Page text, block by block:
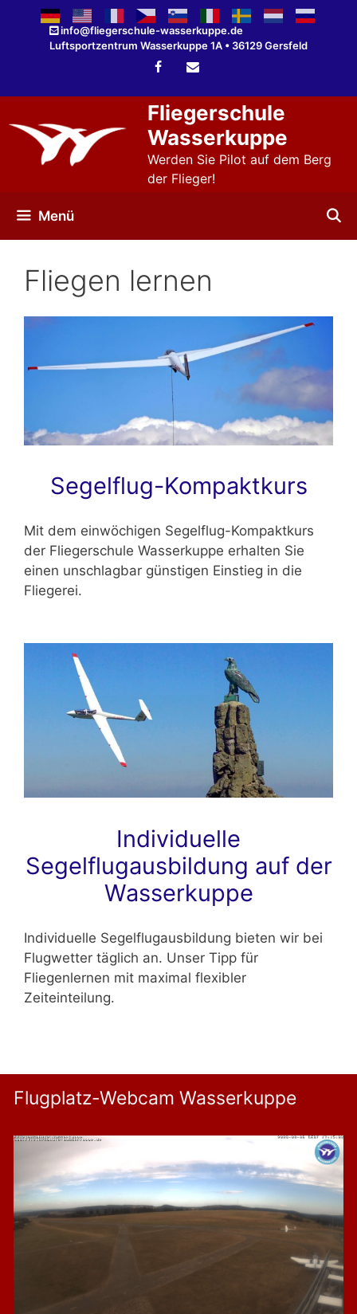
springen
info@fliegerschule-wasserkuppe.de
Luftsportzentrum Wasserkuppe 1A • 36129 Gersfeld
Fliegerschule
Wasserkuppe
Werden Sie Pilot auf dem Berg
der Flieger!
Menü
Fliegen lernen
Segelflug-Kompaktkurs
Mit dem einwöchigen Segelflug-Kompaktkurs
der Fliegerschule Wasserkuppe erhalten Sie
einen unschlagbar günstigen Einstieg in die
Fliegerei.
Individuelle
Segelflugausbildung auf der
Wasserkuppe
Individuelle Segelflugausbildung bieten wir bei
Flugwetter täglich an. Unser Tipp für
Fliegenlernen mit maximal flexibler
Zeiteinteilung.
Flugplatz-Webcam Wasserkuppe